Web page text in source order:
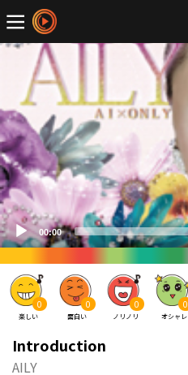
0
楽しい
0
面白い
0
ノリノリ
0
オシャレ
Introduction
AILY